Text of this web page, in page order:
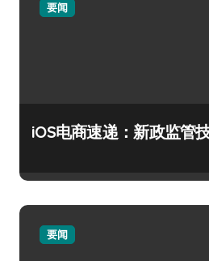
要闻
iOS电商速递：新政监管
要闻